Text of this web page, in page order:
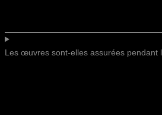
Les œuvres sont-elles assurées pendant